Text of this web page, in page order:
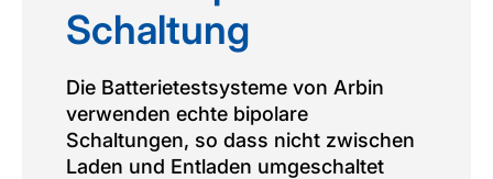
Schaltung
Die Batterietestsysteme von Arbin
verwenden echte bipolare
Schaltungen, so dass nicht zwischen
Laden und Entladen umgeschaltet